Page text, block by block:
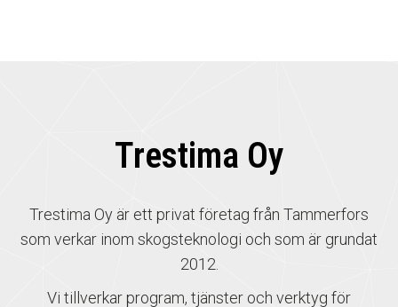
Trestima Oy
Trestima Oy är ett privat företag från Tammerfors
som verkar inom skogsteknologi och som är grundat
2012.
Vi tillverkar program, tjänster och verktyg för